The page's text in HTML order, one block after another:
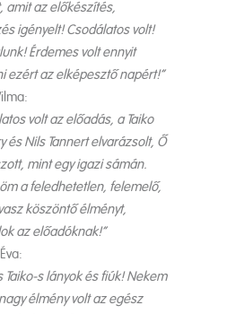
amit az előkészítés,
igényelt! Csodálatos volt!
Érdemes volt ennyit
ezért az elképesztő napért!”
volt az előadás, a Taiko
és Nils Tannert elvarázsolt, Ő
mint egy igazi sámán.
a feledhetetlen, felemelő,
köszöntő élményt,
az előadóknak!”
Taiko-s lányok és fiúk! Nekem
élmény volt az egész